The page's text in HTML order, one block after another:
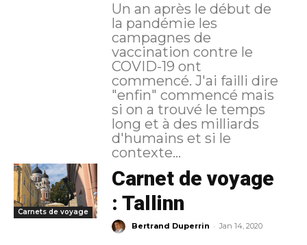
Un an après le début de
la pandémie les
campagnes de
vaccination contre le
COVID-19 ont
commencé. J'ai failli dire
"enfin" commencé mais
si on a trouvé le temps
long et à des milliards
d'humains et si le
contexte...
Carnets de voyage
Carnet de voyage
: Tallinn
Bertrand Duperrin - Jan 14, 2020